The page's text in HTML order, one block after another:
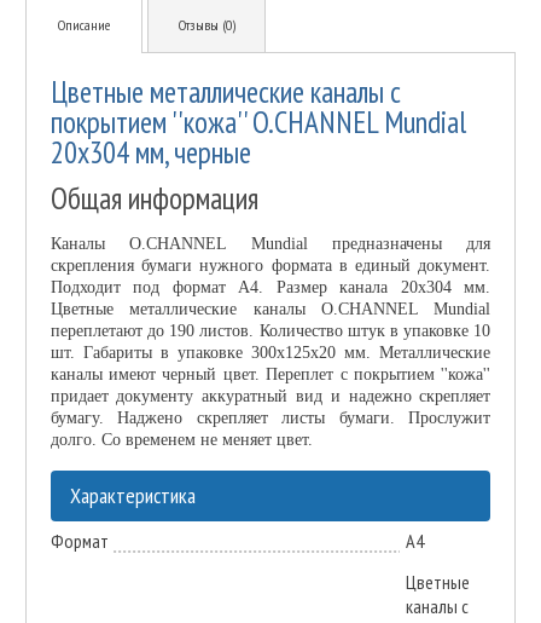
Описание Отзывы (0)
Цветные металлические каналы с
покрытием ''кожа'' O.CHANNEL Mundial
20х304 мм, черные
Общая информация
Каналы O.CHANNEL Mundial предназначены для
скрепления бумаги нужного формата в единый документ.
Подходит под формат А4. Размер канала 20х304 мм.
Цветные металлические каналы O.CHANNEL Mundial
переплетают до 190 листов. Количество штук в упаковке 10
шт. Габариты в упаковке 300х125х20 мм. Металлические
каналы имеют черный цвет. Переплет с покрытием ''кожа''
придает документу аккуратный вид и надежно скрепляет
бумагу. Наджено скрепляет листы бумаги. Прослужит
долго. Со временем не меняет цвет.
Характеристика
Формат А4
Цветные
каналы с